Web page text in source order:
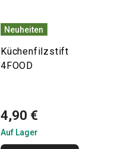
Neuheiten
Küchenfilzstift
4FOOD
4,90 €
Auf Lager